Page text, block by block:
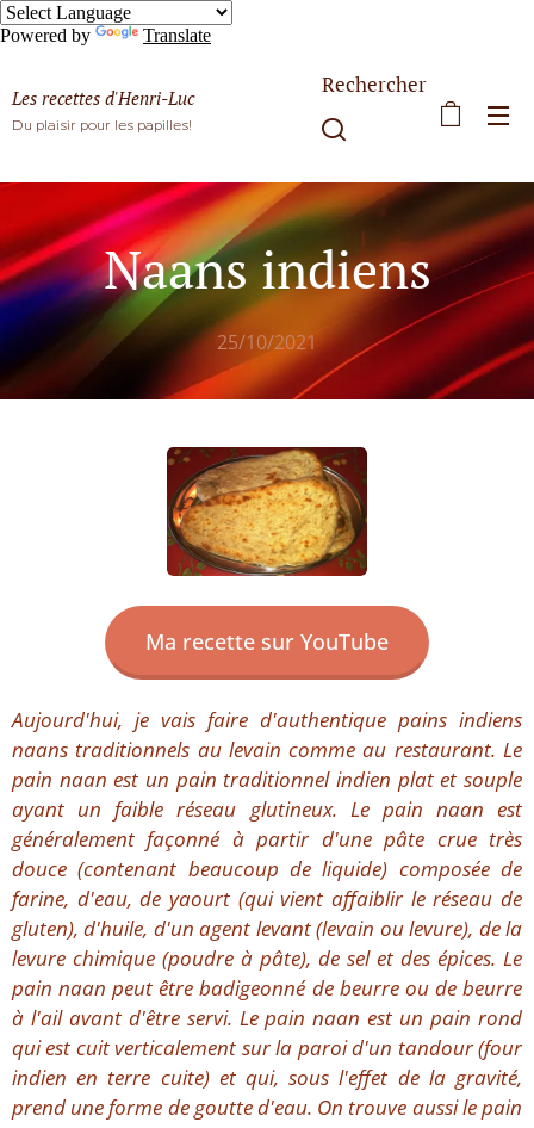
Powered by Translate
Les recettes d'Henri-Luc
Du plaisir pour les papilles!
Rechercher
Naans indiens
25/10/2021
Ma recette sur YouTube
Aujourd'hui, je vais faire d'authentique pains indiens
naans traditionnels au levain comme au restaurant. Le
pain naan est un pain traditionnel indien plat et souple
ayant un faible réseau glutineux. Le pain naan est
généralement façonné à partir d'une pâte crue très
douce (contenant beaucoup de liquide) composée de
farine, d'eau, de yaourt (qui vient affaiblir le réseau de
gluten), d'huile, d'un agent levant (levain ou levure), de la
levure chimique (poudre à pâte), de sel et des épices. Le
pain naan peut être badigeonné de beurre ou de beurre
à l'ail avant d'être servi. Le pain naan est un pain rond
qui est cuit verticalement sur la paroi d'un tandour (four
indien en terre cuite) et qui, sous l'effet de la gravité,
prend une forme de goutte d'eau. On trouve aussi le pain